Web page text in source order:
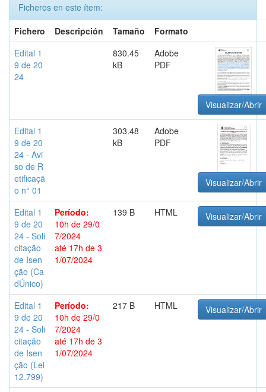
Ficheros en este ítem:
Fichero
Descripción Tamaño
Formato
Edital 1
9 de 20
24
830.45
kB
Adobe
PDF
Visualizar/Abrir
Edital 1
9 de 20
24 - Avi
so de R
etificaçã
o n° 01
303.48
kB
Adobe
PDF
Visualizar/Abrir
Edital 1
9 de 20
24 - Soli
citação
de Isen
ção (Ca
dÚnico)
Período:
10h de 29/0
7/2024
até 17h de 3
1/07/2024
139 B HTML Visualizar/Abrir
Edital 1
9 de 20
24 - Soli
citação
de Isen
ção (Lei
12.799)
Período:
10h de 29/0
7/2024
até 17h de 3
1/07/2024
217 B HTML Visualizar/Abrir